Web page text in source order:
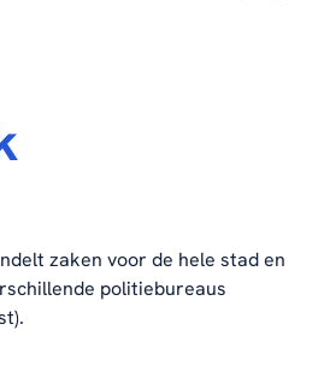
zaken voor de hele stad en
politiebureaus